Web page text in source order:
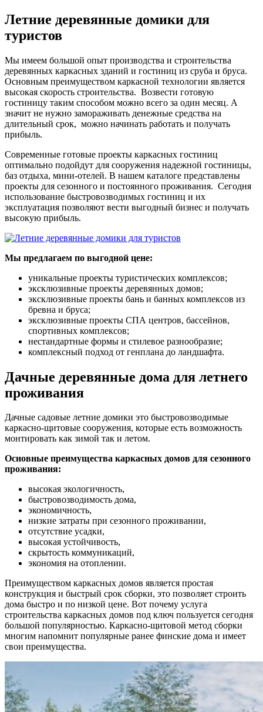
Летние деревянные домики для
туристов
Мы имеем большой опыт производства и строительства
деревянных каркасных зданий и гостиниц из сруба и бруса.
Основным преимуществом каркасной технологии является
высокая скорость строительства. Возвести готовую
гостиницу таким способом можно всего за один месяц. А
значит не нужно замораживать денежные средства на
длительный срок, можно начинать работать и получать
прибыль.
Современные готовые проекты каркасных гостиниц
оптимально подойдут для сооружения надежной гостиницы,
баз отдыха, мини-отелей. В нашем каталоге представлены
проекты для сезонного и постоянного проживания. Сегодня
использование быстровозводимых гостиниц и их
эксплуатация позволяют вести выгодный бизнес и получать
высокую прибыль.
Мы предлагаем по выгодной цене:
уникальные проекты туристических комплексов;
эксклюзивные проекты деревянных домов;
эксклюзивные проекты бань и банных комплексов из
бревна и бруса;
эксклюзивные проекты СПА центров, бассейнов,
спортивных комплексов;
нестандартные формы и стилевое разнообразие;
комплексный подход от генплана до ландшафта.
Дачные деревянные дома для летнего
проживания
Дачные садовые летние домики это быстровозводимые
каркасно-щитовые сооружения, которые есть возможность
монтировать как зимой так и летом.
Основные преимущества каркасных домов для сезонного
проживания:
высокая экологичность,
быстровозводимость дома,
экономичность,
низкие затраты при сезонного проживании,
отсутствие усадки,
высокая устойчивость,
скрытость коммуникаций,
экономия на отоплении.
Преимуществом каркасных домов является простая
конструкция и быстрый срок сборки, это позволяет строить
дома быстро и по низкой цене. Вот почему услуга
строительства каркасных домов под ключ пользуется сегодня
большой популярностью. Каркасно-щитовой метод сборки
многим напомнит популярные ранее финские дома и имеет
свои преимущества.